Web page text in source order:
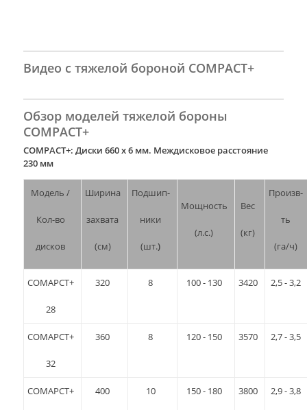
Видео с тяжелой бороной COMPACT+
Обзор моделей тяжелой бороны
COMPACT+
COMPACT+: Диски 660 х 6 мм. Междисковое расстояние
230 мм
Модель /
Кол-во
дисков
Ширина
захвата
(см)
Подшип-
ники
(шт.)
Мощность
(л.с.)
Вес
(кг)
Произв-
ть
(га/ч)
COMAPCT+
28
320 8 100 - 130 3420 2,5 - 3,2
COMAPCT+
32
360 8 120 - 150 3570 2,7 - 3,5
COMAPCT+ 400 10 150 - 180 3800 2,9 - 3,8